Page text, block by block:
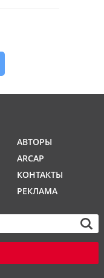
АВТОРЫ
ARCAP
КОНТАКТЫ
РЕКЛАМА